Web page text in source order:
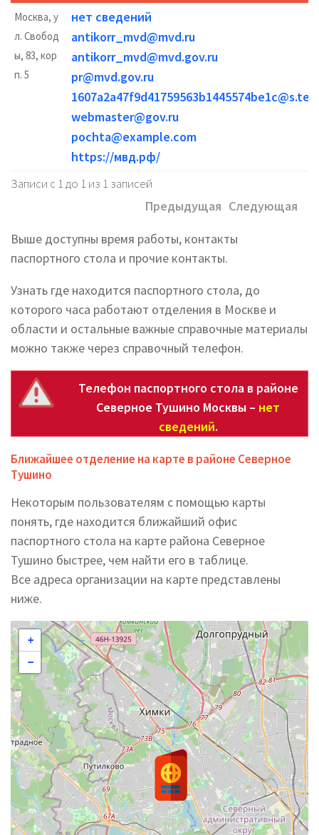
Москва, у
л. Свобод
ы, 83, кор
п. 5
нет сведений
antikorr_mvd@mvd.ru
antikorr_mvd@mvd.gov.ru
pr@mvd.gov.ru
webmaster@gov.ru
pochta@example.com
https://мвд.рф/
Записи с 1 до 1 из 1 записей
Предыдущая Следующая
Выше доступны время работы, контакты
паспортного стола и прочие контакты.
Узнать где находится паспортного стола, до
которого часа работают отделения в Москве и
области и остальные важные справочные материалы
можно также через справочный телефон.
Телефон паспортного стола в районе
Северное Тушино Москвы – нет
сведений.
Ближайшее отделение на карте в районе Северное
Тушино
Некоторым пользователям с помощью карты
понять, где находится ближайший офис
паспортного стола на карте района Северное
Тушино быстрее, чем найти его в таблице.
Все адреса организации на карте представлены
ниже.
+
−